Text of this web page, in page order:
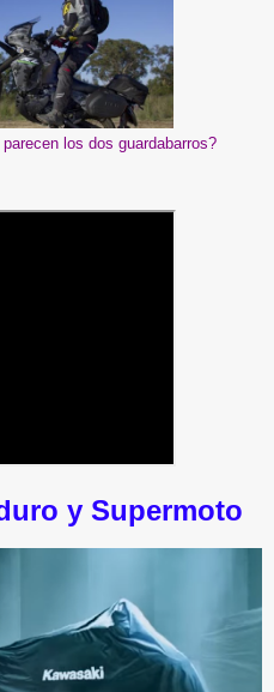
los dos guardabarros?
y Supermoto